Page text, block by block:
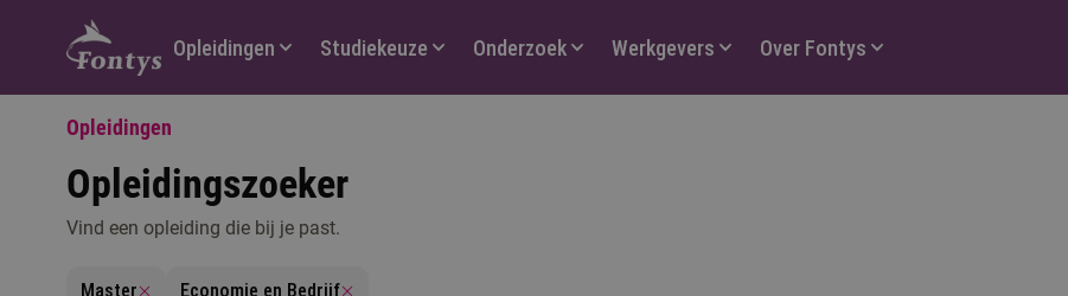
Hoofdmenu
Opleidingen Studiekeuze Onderzoek Werkgevers Over Fontys
Opleidingen
Opleidingszoeker
Vind een opleiding die bij je past.
Master Economie en Bedrijf